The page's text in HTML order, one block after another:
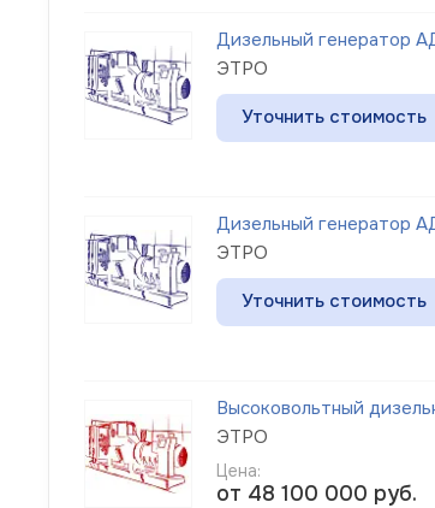
Дизельный генератор
ЭТРО
Уточнить стоимость
Дизельный генератор
ЭТРО
Уточнить стоимость
Высоковольтный
ЭТРО
Цена:
от 48 100 000 руб.